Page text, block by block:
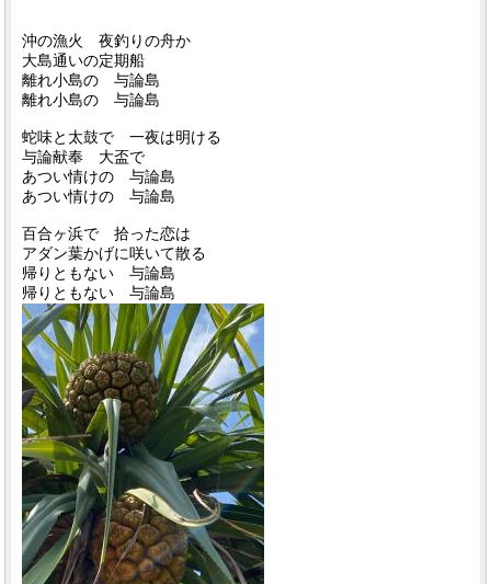
沖の漁火 夜釣りの舟か
大島通いの定期船
離れ小島の 与論島
離れ小島の 与論島
蛇味と太鼓で 一夜は明ける
与論献奉 大盃で
あつい情けの 与論島
あつい情けの 与論島
百合ヶ浜で 拾った恋は
アダン葉かげに咲いて散る
帰りともない 与論島
帰りともない 与論島